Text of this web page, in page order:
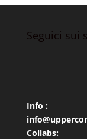
Seguici sui
Info :
Collabs: